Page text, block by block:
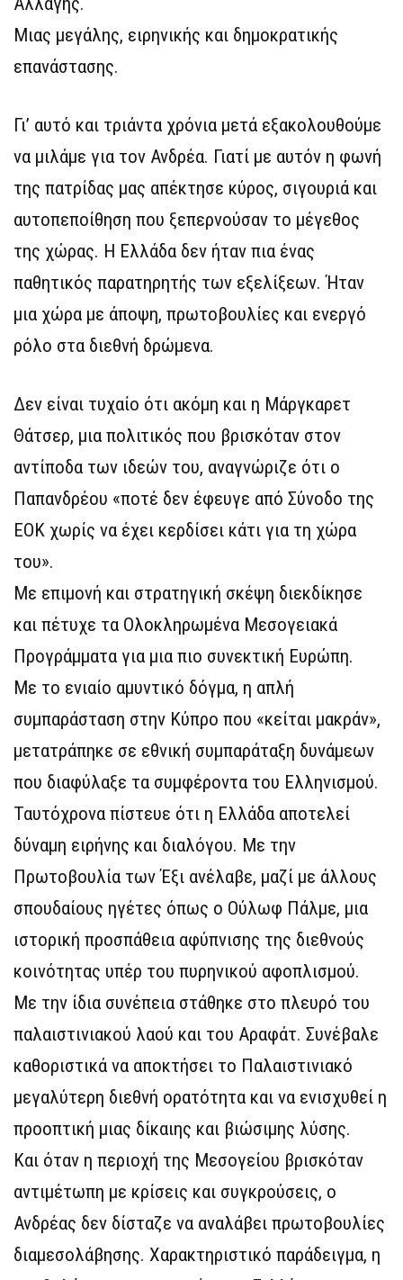
Μιας μεγάλης, ειρηνικής και δημοκρατικής
επανάστασης.
Γι’ αυτό και τριάντα χρόνια μετά εξακολουθούμε
να μιλάμε για τον Ανδρέα. Γιατί με αυτόν η φωνή
της πατρίδας μας απέκτησε κύρος, σιγουριά και
αυτοπεποίθηση που ξεπερνούσαν το μέγεθος
της χώρας. Η Ελλάδα δεν ήταν πια ένας
παθητικός παρατηρητής των εξελίξεων. Ήταν
μια χώρα με άποψη, πρωτοβουλίες και ενεργό
ρόλο στα διεθνή δρώμενα.
Δεν είναι τυχαίο ότι ακόμη και η Μάργκαρετ
Θάτσερ, μια πολιτικός που βρισκόταν στον
αντίποδα των ιδεών του, αναγνώριζε ότι ο
Παπανδρέου «ποτέ δεν έφευγε από Σύνοδο της
ΕΟΚ χωρίς να έχει κερδίσει κάτι για τη χώρα
του».
Με επιμονή και στρατηγική σκέψη διεκδίκησε
και πέτυχε τα Ολοκληρωμένα Μεσογειακά
Προγράμματα για μια πιο συνεκτική Ευρώπη.
Με το ενιαίο αμυντικό δόγμα, η απλή
συμπαράσταση στην Κύπρο που «κείται μακράν»,
μετατράπηκε σε εθνική συμπαράταξη δυνάμεων
που διαφύλαξε τα συμφέροντα του Ελληνισμού.
Ταυτόχρονα πίστευε ότι η Ελλάδα αποτελεί
δύναμη ειρήνης και διαλόγου. Με την
Πρωτοβουλία των Έξι ανέλαβε, μαζί με άλλους
σπουδαίους ηγέτες όπως ο Ούλωφ Πάλμε, μια
ιστορική προσπάθεια αφύπνισης της διεθνούς
κοινότητας υπέρ του πυρηνικού αφοπλισμού.
Με την ίδια συνέπεια στάθηκε στο πλευρό του
παλαιστινιακού λαού και του Αραφάτ. Συνέβαλε
καθοριστικά να αποκτήσει το Παλαιστινιακό
μεγαλύτερη διεθνή ορατότητα και να ενισχυθεί η
προοπτική μιας δίκαιης και βιώσιμης λύσης.
Και όταν η περιοχή της Μεσογείου βρισκόταν
αντιμέτωπη με κρίσεις και συγκρούσεις, ο
Ανδρέας δεν δίσταζε να αναλάβει πρωτοβουλίες
διαμεσολάβησης. Χαρακτηριστικό παράδειγμα, η